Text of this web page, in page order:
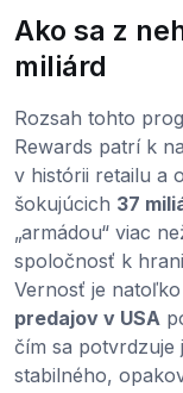
Ako sa z
miliárd
Rozsah tohto
Rewards patrí k
v histórii retailu a
šokujúcich 37
„armádou“ viac
spoločnosť k
Vernosť je
predajov v USA
čím sa potvrdzuje
stabilného,